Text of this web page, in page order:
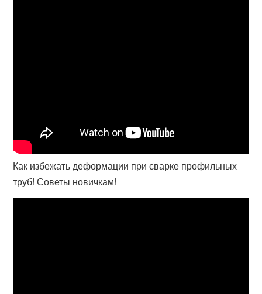
Как избежать деформации при сварке профильных
труб! Советы новичкам!